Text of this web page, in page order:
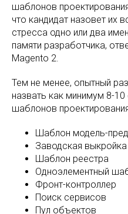
шаблонов
что кандидат назовет их
стресса одно или два
памяти разработчика,
Magento 2.
Тем не менее, опытный
назвать как минимум 8-
шаблонов
Шаблон модель-
Заводская выкройка
Шаблон реестра
Одноэлементный
Фронт-контроллер
Поиск сервисов
Пул объектов